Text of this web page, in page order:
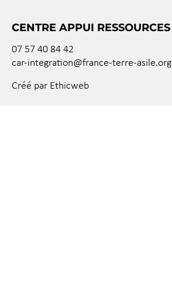
CENTRE APPUI RESSOURCES
07 57 40 84 42
car-integration@france-terre-asile.org
Créé par Ethicweb